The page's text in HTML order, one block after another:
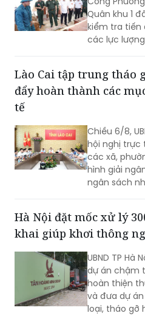
Quân khu 1
kiểm tra tiến
các lực
Lào Cai tập trung tháo
đẩy hoàn thành các
tế
Chiều 6/8,
hội nghị trực
các xã,
hình giải
ngân sách
thành các
xã hội năm
Hà Nội đặt mốc xử lý
khai giúp khơi thông
UBND TP Hà
dự án chậm
hoàn thiện
và đưa dự
loại, tháo gỡ